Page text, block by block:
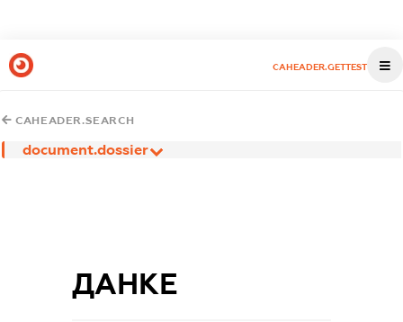
CAHEADER.GETTEST
CAHEADER.SEARCH
document.dossier
ДАНКЕ